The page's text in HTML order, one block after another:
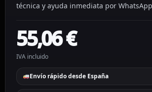
técnica y ayuda inmediata por
55,06€
IVA incluido
Envío rápido desde España